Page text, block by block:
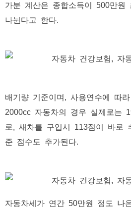
가분 계산은 종합소득이 500만원
나뉜다고 한다.
배기량 기준이며, 사용연수에 따
2000cc 자동차의 경우 실제로는
로, 새차를 구입시 113점이 바로
준 점수도 추가된다.
자동차세가 연간 50만원 정도 나